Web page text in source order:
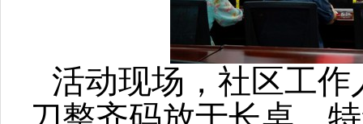
活动现场，社区工